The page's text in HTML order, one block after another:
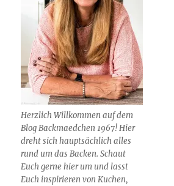
Herzlich Willkommen auf dem
Blog Backmaedchen 1967! Hier
dreht sich hauptsächlich alles
rund um das Backen. Schaut
Euch gerne hier um und lasst
Euch inspirieren von Kuchen,